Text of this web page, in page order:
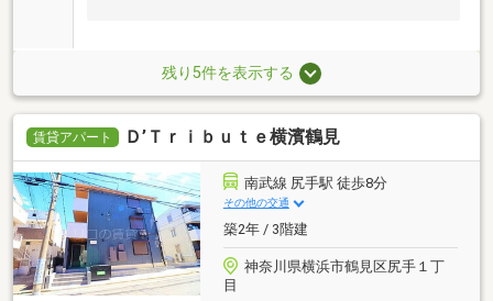
残り5件を表示する
賃貸アパート Ｄ’Ｔｒｉｂｕｔｅ横濱鶴見
南武線 尻手駅 徒歩8分
その他の交通
築2年 / 3階建
神奈川県横浜市鶴見区尻手１丁
目